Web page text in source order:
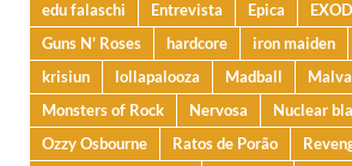
edu falaschi
Entrevista Epica
Guns N' Roses
hardcore iron maiden
krisiun
lollapalooza Madball
Monsters of Rock
Nervosa Nuclear
Ozzy Osbourne
Ratos de Porão